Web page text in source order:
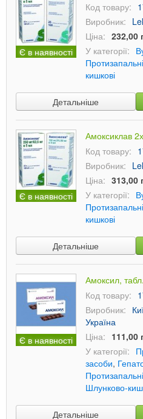
Є в наявності
Код товару:
Виробник:
Ціна: 232,00
У категорії:
Протизапальні
кишкові
Детальніше
Є в наявності
Амоксиклав
Код товару:
Виробник:
Ціна: 313,00
У категорії:
Протизапальні
кишкові
Детальніше
Є в наявності
Амоксил,
Код товару:
Виробник:
Україна
Ціна: 111,00
У категорії:
засоби,
Протизапальні
Шлунково-
Детальніше